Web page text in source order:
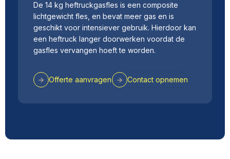
De 14 kg heftruckgasfles is een composite
lichtgewicht fles, en bevat meer gas en is
geschikt voor intensiever gebruik. Hierdoor kan
een heftruck langer doorwerken voordat de
gasfles vervangen hoeft te worden.
Offerte aanvragen Contact opnemen